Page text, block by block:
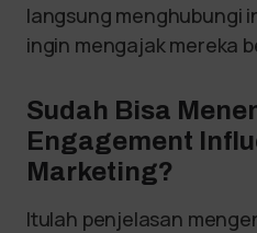
langsung menghubungi
ingin mengajak mereka
Sudah Bisa
Engagement
Marketing?
Itulah penjelasan